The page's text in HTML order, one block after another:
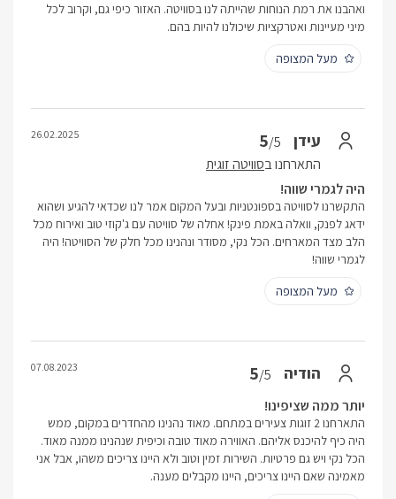
ואהבנו את רמת הנוחות שהייתה לנו בסוויטה. האזור כיפי גם, וקרוב לכל
מיני מעיינות ואטרקציות שיכולנו להיות בהם.
מעל המצופה
עידן 5/5
התארחנו בסוויטה זוגית
26.02.2025
היה לגמרי שווה!
התקשרנו לסוויטה בספונטניות ובעל המקום אמר לנו שכדאי להגיע ושהוא
ידאג לפנק, וואלה באמת פינק! אחלה של סוויטה עם ג'קוזי טוב ואירוח מכל
הלב מצד המארחים. הכל נקי, מסודר ונהנינו מכל חלק של הסוויטה! היה
לגמרי שווה!
מעל המצופה
הודיה 5/5
07.08.2023
יותר ממה שציפינו!
התארחנו 2 זוגות צעירים במתחם. מאוד נהנינו מהחדרים במקום, ממש
היה כיף להיכנס אליהם. האווירה מאוד טובה וכיפית שנהנינו ממנה מאוד.
הכל נקי ויש גם פרטיות. השירות זמין וטוב ולא היינו צריכים משהו, אבל אני
מאמינה שאם היינו צריכים, היינו מקבלים מענה.